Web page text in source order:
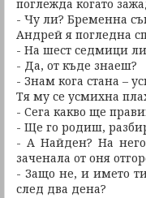
поглежда когато
- Чу ли? Бременна
Андрей я погледна
- На шест седмици
- Да, от къде знаеш?
- Знам кога стана –
Тя му се усмихна
- Сега какво ще
- Ще го родиш,
- A Найден? На
заченала от оня
- Защо не, и името
след два дена?